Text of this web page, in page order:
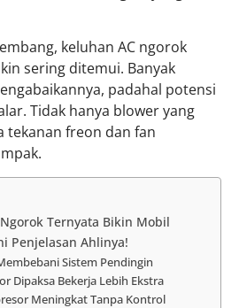
keluhan AC ngorok
sering ditemui. Banyak
padahal potensi
Tidak hanya blower yang
tekanan freon dan fan
Ternyata Bikin Mobil
Penjelasan Ahlinya!
Sistem Pendingin
Dipaksa Bekerja Lebih Ekstra
Meningkat Tanpa Kontrol